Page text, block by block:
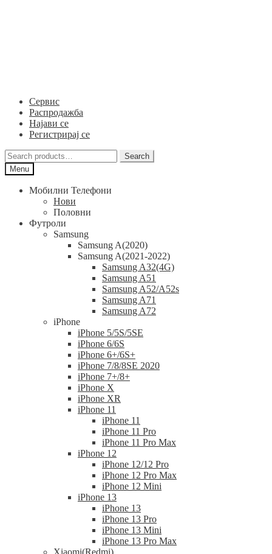
Сервис
Распродажба
Најави се
Регистрирај се
Search
for:
Search
Menu
Мобилни Телефони
Нови
Половни
Футроли
Samsung
Samsung A(2020)
Samsung A(2021-2022)
Samsung A32(4G)
Samsung A51
Samsung A52/A52s
Samsung A71
Samsung A72
iPhone
iPhone 5/5S/5SE
iPhone 6/6S
iPhone 6+/6S+
iPhone 7/8/8SE 2020
iPhone 7+/8+
iPhone X
iPhone XR
iPhone 11
iPhone 11
iPhone 11 Pro
iPhone 11 Pro Max
iPhone 12
iPhone 12/12 Pro
iPhone 12 Pro Max
iPhone 12 Mini
iPhone 13
iPhone 13
iPhone 13 Pro
iPhone 13 Mini
iPhone 13 Pro Max
Xiaomi(Redmi)